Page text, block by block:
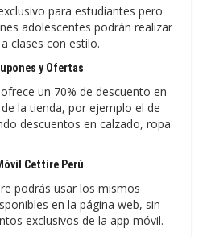
para estudiantes pero
adolescentes podrán realizar
clases con estilo.
y Ofertas
un 70% de descuento en
la tienda, por ejemplo el de
descuentos en calzado, ropa
Cettire Perú
podrás usar los mismos
en la página web, sin
exclusivos de la app móvil.